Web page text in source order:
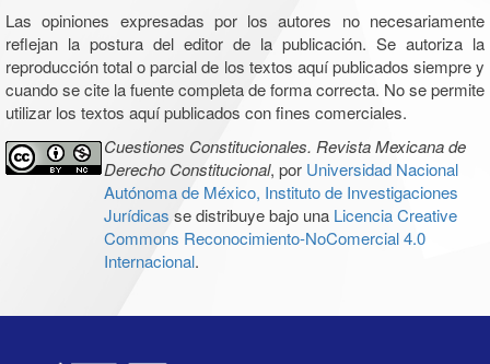
Las opiniones expresadas por los autores no necesariamente
reflejan la postura del editor de la publicación. Se autoriza la
reproducción total o parcial de los textos aquí publicados siempre y
cuando se cite la fuente completa de forma correcta. No se permite
utilizar los textos aquí publicados con fines comerciales.
Cuestiones Constitucionales. Revista Mexicana de
Derecho Constitucional, por Universidad Nacional
Autónoma de México, Instituto de Investigaciones
Jurídicas se distribuye bajo una Licencia Creative
Commons Reconocimiento-NoComercial 4.0
Internacional.